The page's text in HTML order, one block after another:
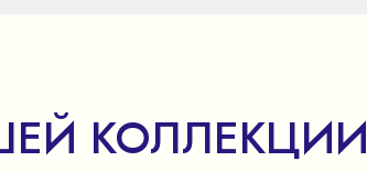
КОЛЛЕКЦИИ